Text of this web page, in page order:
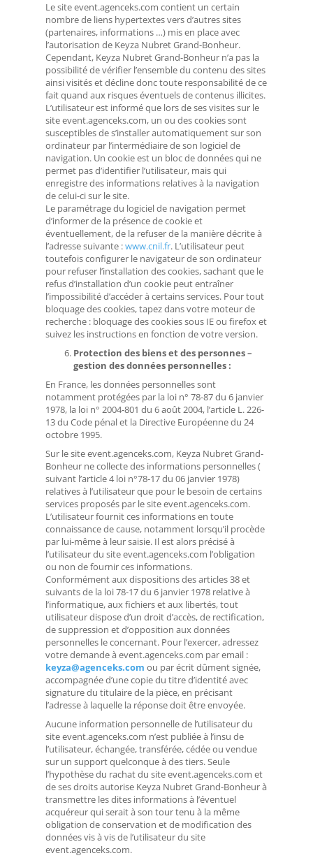
Le site event.agenceks.com contient un certain
nombre de liens hypertextes vers d’autres sites
(partenaires, informations …) mis en place avec
l’autorisation de Keyza Nubret Grand-Bonheur.
Cependant, Keyza Nubret Grand-Bonheur n’a pas la
possibilité de vérifier l’ensemble du contenu des sites
ainsi visités et décline donc toute responsabilité de ce
fait quand aux risques éventuels de contenus illicites.
L’utilisateur est informé que lors de ses visites sur le
site event.agenceks.com, un ou des cookies sont
susceptibles de s’installer automatiquement sur son
ordinateur par l’intermédiaire de son logiciel de
navigation. Un cookie est un bloc de données qui ne
permet pas d’identifier l’utilisateur, mais qui
enregistre des informations relatives à la navigation
de celui-ci sur le site.
Le paramétrage du logiciel de navigation permet
d’informer de la présence de cookie et
éventuellement, de la refuser de la manière décrite à
l’adresse suivante :www.cnil.fr. L’utilisateur peut
toutefois configurer le navigateur de son ordinateur
pour refuser l’installation des cookies, sachant que le
refus d’installation d’un cookie peut entraîner
l’impossibilité d’accéder à certains services. Pour tout
bloquage des cookies, tapez dans votre moteur de
recherche : bloquage des cookies sous IE ou firefox et
suivez les instructions en fonction de votre version.
Protection des biens et des personnes –
gestion des données personnelles :
En France, les données personnelles sont
notamment protégées par la loi n° 78-87 du 6 janvier
1978, la loi n° 2004-801 du 6 août 2004, l’article L. 226-
13 du Code pénal et la Directive Européenne du 24
octobre 1995.
Sur le site event.agenceks.com, Keyza Nubret Grand-
Bonheur ne collecte des informations personnelles (
suivant l’article 4 loi n°78-17 du 06 janvier 1978)
relatives à l’utilisateur que pour le besoin de certains
services proposés par le site event.agenceks.com.
L’utilisateur fournit ces informations en toute
connaissance de cause, notamment lorsqu’il procède
par lui-même à leur saisie. Il est alors précisé à
l’utilisateur du site event.agenceks.com l’obligation
ou non de fournir ces informations.
Conformément aux dispositions des articles 38 et
suivants de la loi 78-17 du 6 janvier 1978 relative à
l’informatique, aux fichiers et aux libertés, tout
utilisateur dispose d’un droit d’accès, de rectification,
de suppression et d’opposition aux données
personnelles le concernant. Pour l’exercer, adressez
votre demande à event.agenceks.com par email :
keyza@agenceks.com ou par écrit dûment signée,
accompagnée d’une copie du titre d’identité avec
signature du titulaire de la pièce, en précisant
l’adresse à laquelle la réponse doit être envoyée.
Aucune information personnelle de l’utilisateur du
site event.agenceks.com n’est publiée à l’insu de
l’utilisateur, échangée, transférée, cédée ou vendue
sur un support quelconque à des tiers. Seule
l’hypothèse du rachat du site event.agenceks.com et
de ses droits autorise Keyza Nubret Grand-Bonheur à
transmettre les dites informations à l’éventuel
acquéreur qui serait à son tour tenu à la même
obligation de conservation et de modification des
données vis à vis de l’utilisateur du site
event.agenceks.com.